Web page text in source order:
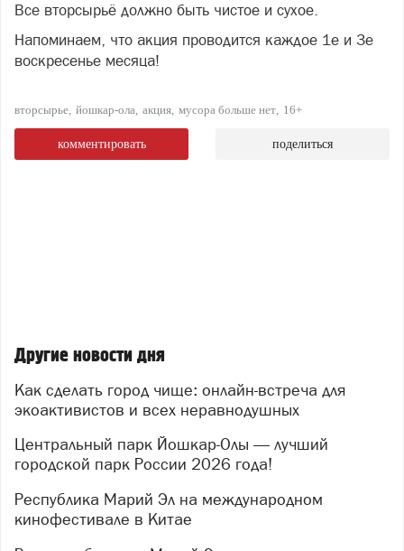
Все вторсырьё должно быть чистое и сухое.
Напоминаем, что акция проводится каждое 1е и 3е
воскресенье месяца!
вторсырье йошкар-ола акция мусора больше нет 16+
комментировать поделиться
Другие новости дня
Как сделать город чище: онлайн-встреча для
экоактивистов и всех неравнодушных
Центральный парк Йошкар-Олы — лучший
городской парк России 2026 года!
Республика Марий Эл на международном
кинофестивале в Китае